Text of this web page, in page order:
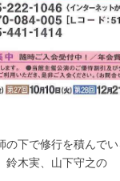
下で修行を積んでい
鈴木実、山下守之の